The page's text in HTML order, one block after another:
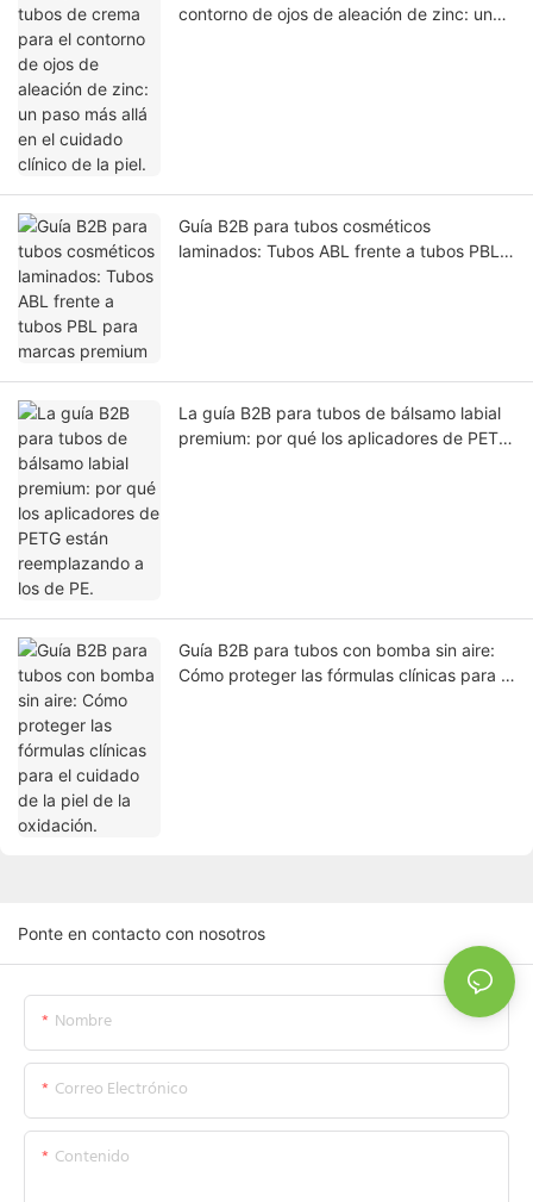
contorno de ojos de aleación de zinc: un
Guía B2B para tubos cosméticos
laminados: Tubos ABL frente a tubos PBL
La guía B2B para tubos de bálsamo labial
premium: por qué los aplicadores de PETG
Guía B2B para tubos con bomba sin aire:
Cómo proteger las fórmulas clínicas para el
Ponte en contacto con nosotros
Nombre
Correo Electrónico
Contenido